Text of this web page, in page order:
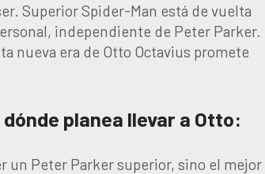
Superior Spider-Man está de vuelta
independiente de Peter Parker.
nueva era de Otto Octavius promete
planea llevar a Otto:
un Peter Parker superior, sino el mejor